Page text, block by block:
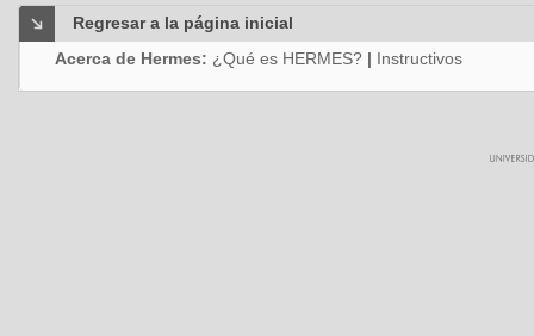
Regresar a la página inicial
Acerca de Hermes: ¿Qué es HERMES? | Instructivos